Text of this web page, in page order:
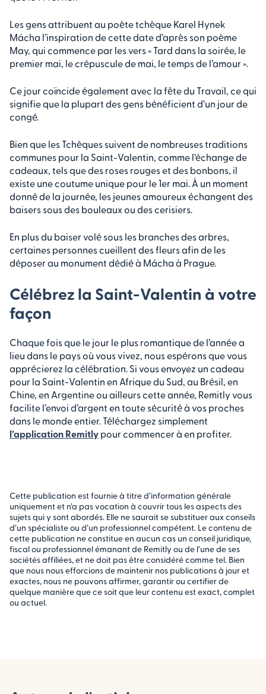
Les gens attribuent au poète tchèque Karel Hynek
Mácha l’inspiration de cette date d’après son poème
May, qui commence par les vers « Tard dans la soirée, le
premier mai, le crépuscule de mai, le temps de l’amour ».
Ce jour coïncide également avec la fête du Travail, ce qui
signifie que la plupart des gens bénéficient d’un jour de
congé.
Bien que les Tchèques suivent de nombreuses traditions
communes pour la Saint-Valentin, comme l’échange de
cadeaux, tels que des roses rouges et des bonbons, il
existe une coutume unique pour le 1er mai. À un moment
donné de la journée, les jeunes amoureux échangent des
baisers sous des bouleaux ou des cerisiers.
En plus du baiser volé sous les branches des arbres,
certaines personnes cueillent des fleurs afin de les
déposer au monument dédié à Mácha à Prague.
Célébrez la Saint-Valentin à votre
façon
Chaque fois que le jour le plus romantique de l’année a
lieu dans le pays où vous vivez, nous espérons que vous
apprécierez la célébration. Si vous envoyez un cadeau
pour la Saint-Valentin en Afrique du Sud, au Brésil, en
Chine, en Argentine ou ailleurs cette année, Remitly vous
facilite l’envoi d’argent en toute sécurité à vos proches
dans le monde entier. Téléchargez simplement
l’application Remitly pour commencer à en profiter.
Cette publication est fournie à titre d’information générale
uniquement et n’a pas vocation à couvrir tous les aspects des
sujets qui y sont abordés. Elle ne saurait se substituer aux conseils
d’un spécialiste ou d’un professionnel compétent. Le contenu de
cette publication ne constitue en aucun cas un conseil juridique,
fiscal ou professionnel émanant de Remitly ou de l’une de ses
sociétés affiliées, et ne doit pas être considéré comme tel. Bien
que nous nous efforcions de maintenir nos publications à jour et
exactes, nous ne pouvons affirmer, garantir ou certifier de
quelque manière que ce soit que leur contenu est exact, complet
ou actuel.